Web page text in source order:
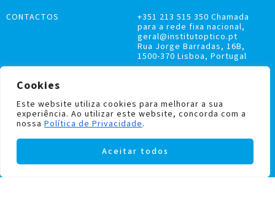
Cookies
Este website utiliza cookies para melhorar a sua
experiência. Ao utilizar este website, concorda com a
nossa Política de Privacidade.
Aceitar todos
LIVRO DE RECLAMAÇÕES
POLÍTICA DE PRIVACIDADE E COOKIES
CONTACTOS
+351 213 515 350 Chamada
para a rede fixa nacional,
geral@institutoptico.pt
Rua Jorge Barradas, 16B,
1500-370 Lisboa, Portugal